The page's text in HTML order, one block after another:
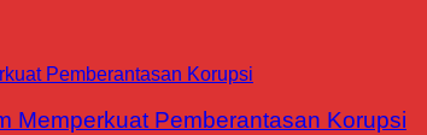
Memperkuat Pemberantasan Korupsi